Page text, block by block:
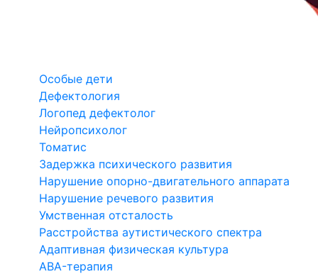
Особые дети
Дефектология
Логопед дефектолог
Нейропсихолог
Томатис
Задержка психического развития
Нарушение опорно-двигательного аппарата
Нарушение речевого развития
Умственная отсталость
Расстройства аутистического спектра
Адаптивная физическая культура
ABA-терапия